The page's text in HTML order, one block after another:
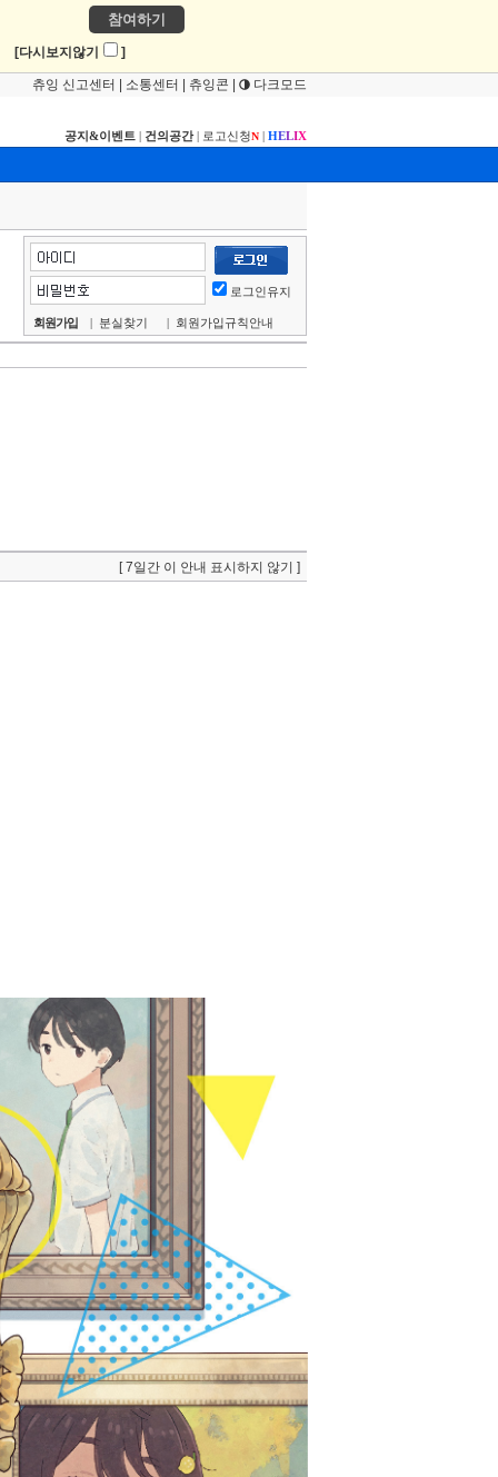
참여하기
[다시보지않기 ]
츄잉 신고센터 소통센터 츄잉콘 다크모드
공지&이벤트 | 건의공간| 로고신청N | HELIX
로그인유지
회원가입 | 분실찾기 | 회원가입규칙안내
[ 7일간 이 안내 표시하지 않기 ]